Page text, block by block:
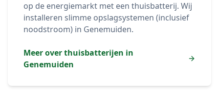
op de energiemarkt met een thuisbatterij. Wij
installeren slimme opslagsystemen (inclusief
noodstroom) in Genemuiden.
Meer over thuisbatterijen in
Genemuiden